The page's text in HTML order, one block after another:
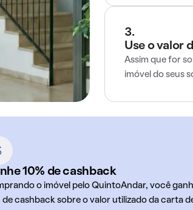
3.
Use o valor
Assim que for
imóvel do seus
10% de cashback
o imóvel pelo QuintoAndar, você
de cashback sobre o valor utilizado da carta